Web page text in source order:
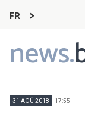
FR
news.
Main
navigation
31 AOÛ 2018 17:55